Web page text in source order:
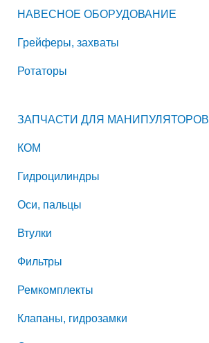
НАВЕСНОЕ ОБОРУДОВАНИЕ
Грейферы, захваты
Ротаторы
ЗАПЧАСТИ ДЛЯ МАНИПУЛЯТОРОВ
КОМ
Гидроцилиндры
Оси, пальцы
Втулки
Фильтры
Ремкомплекты
Клапаны, гидрозамки